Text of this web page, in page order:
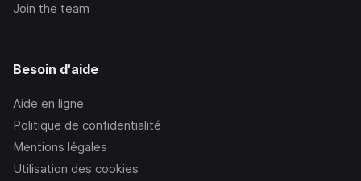
Join the team
Besoin d'aide
Aide en ligne
Politique de confidentialité
Mentions légales
Utilisation des cookies